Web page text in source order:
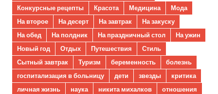
Конкурсные рецепты
Красота Медицина
Мода
На второе
На десерт На завтрак
На закуску
На обед
На полдник На праздничный стол
На ужин
Новый год
Отдых Путешествия
Стиль
Сытный завтрак
Туризм беременность
болезнь
госпитализация в больницу
дети звезды
критика
личная жизнь
наука никита михалков
отношения